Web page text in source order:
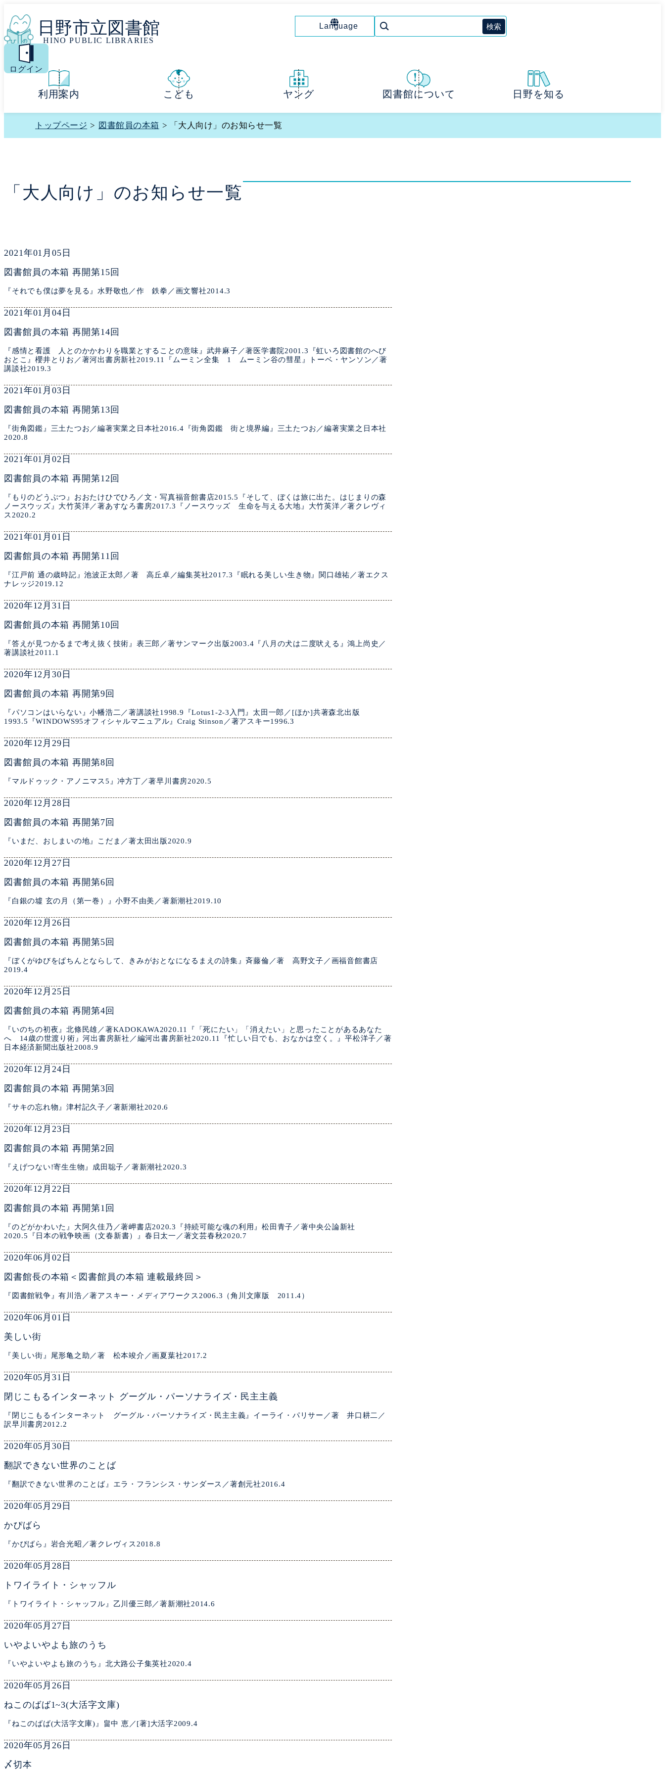
日野市立図書館
HINO PUBLIC LIBRARIES
Language
MENU
ログイン
利用案内 こども ヤング 図書館について 日野を知る
トップページ > 図書館員の本箱 > 「大人向け」のお知らせ一覧
「大人向け」のお知らせ一覧
2021年01月05日
図書館員の本箱 再開第15回
『それでも僕は夢を見る』水野敬也／作 鉄拳／画文響社2014.3
2021年01月04日
図書館員の本箱 再開第14回
『感情と看護 人とのかかわりを職業とすることの意味』武井麻子／著医学書院2001.3『虹いろ図書館のへび
おとこ』櫻井とりお／著河出書房新社2019.11『ムーミン全集 1 ムーミン谷の彗星』トーベ・ヤンソン／著
講談社2019.3
2021年01月03日
図書館員の本箱 再開第13回
『街角図鑑』三土たつお／編著実業之日本社2016.4『街角図鑑 街と境界編』三土たつお／編著実業之日本社
2020.8
2021年01月02日
図書館員の本箱 再開第12回
『もりのどうぶつ』おおたけひでひろ／文・写真福音館書店2015.5『そして、ぼくは旅に出た。はじまりの森
ノースウッズ』大竹英洋／著あすなろ書房2017.3『ノースウッズ 生命を与える大地』大竹英洋／著クレヴィ
ス2020.2
2021年01月01日
図書館員の本箱 再開第11回
『江戸前 通の歳時記』池波正太郎／著 高丘卓／編集英社2017.3『眠れる美しい生き物』関口雄祐／著エクス
ナレッジ2019.12
2020年12月31日
図書館員の本箱 再開第10回
『答えが見つかるまで考え抜く技術』表三郎／著サンマーク出版2003.4『八月の犬は二度吠える』鴻上尚史／
著講談社2011.1
2020年12月30日
図書館員の本箱 再開第9回
『パソコンはいらない』小幡浩二／著講談社1998.9『Lotus1-2-3入門』太田一郎／[ほか]共著森北出版
1993.5『WINDOWS95オフィシャルマニュアル』Craig Stinson／著アスキー1996.3
2020年12月29日
図書館員の本箱 再開第8回
『マルドゥック・アノニマス5』冲方丁／著早川書房2020.5
2020年12月28日
図書館員の本箱 再開第7回
『いまだ、おしまいの地』こだま／著太田出版2020.9
2020年12月27日
図書館員の本箱 再開第6回
『白銀の墟 玄の月（第一巻）』小野不由美／著新潮社2019.10
2020年12月26日
図書館員の本箱 再開第5回
『ぼくがゆびをぱちんとならして、きみがおとなになるまえの詩集』斉藤倫／著 高野文子／画福音館書店
2019.4
2020年12月25日
図書館員の本箱 再開第4回
『いのちの初夜』北條民雄／著KADOKAWA2020.11『「死にたい」「消えたい」と思ったことがあるあなた
へ 14歳の世渡り術』河出書房新社／編河出書房新社2020.11『忙しい日でも、おなかは空く。』平松洋子／著
日本経済新聞出版社2008.9
2020年12月24日
図書館員の本箱 再開第3回
『サキの忘れ物』津村記久子／著新潮社2020.6
2020年12月23日
図書館員の本箱 再開第2回
『えげつない!寄生生物』成田聡子／著新潮社2020.3
2020年12月22日
図書館員の本箱 再開第1回
『のどがかわいた』大阿久佳乃／著岬書店2020.3『持続可能な魂の利用』松田青子／著中央公論新社
2020.5『日本の戦争映画（文春新書）』春日太一／著文芸春秋2020.7
2020年06月02日
図書館長の本箱＜図書館員の本箱 連載最終回＞
『図書館戦争』有川浩／著アスキー・メディアワークス2006.3（角川文庫版 2011.4）
2020年06月01日
美しい街
『美しい街』尾形亀之助／著 松本竣介／画夏葉社2017.2
2020年05月31日
閉じこもるインターネット グーグル・パーソナライズ・民主主義
『閉じこもるインターネット グーグル・パーソナライズ・民主主義』イーライ・パリサー／著 井口耕二／
訳早川書房2012.2
2020年05月30日
翻訳できない世界のことば
『翻訳できない世界のことば』エラ・フランシス・サンダース／著創元社2016.4
2020年05月29日
かぴばら
『かぴばら』岩合光昭／著クレヴィス2018.8
2020年05月28日
トワイライト・シャッフル
『トワイライト・シャッフル』乙川優三郎／著新潮社2014.6
2020年05月27日
いやよいやよも旅のうち
『いやよいやよも旅のうち』北大路公子集英社2020.4
2020年05月26日
ねこのばば1~3(大活字文庫)
『ねこのばば(大活字文庫)』畠中 恵／[著]大活字2009.4
2020年05月26日
〆切本